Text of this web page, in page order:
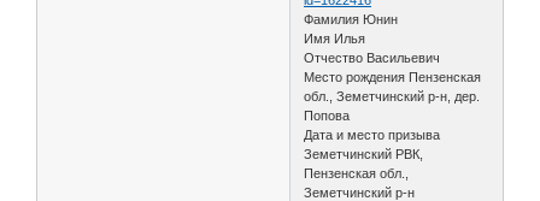
Фамилия Юнин
Имя Илья
Отчество Васильевич
Место рождения Пензенская
обл., Земетчинский р-н, дер.
Попова
Дата и место призыва
Земетчинский РВК,
Пензенская обл.,
Земетчинский р-н